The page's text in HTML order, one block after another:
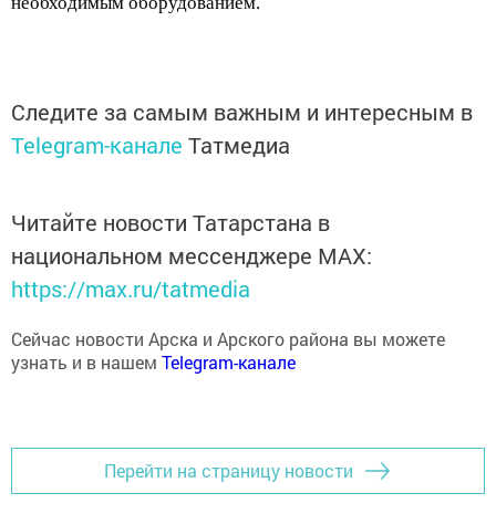
Telegram-каналеТатмедиа
Читайте новости Татарстана в
национальном мессенджере MАХ:
https://max.ru/tatmedia
узнать и в нашемTelegram-канале
Перейти на страницу новости